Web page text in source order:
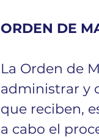
ORDEN DE
La Orden de
administrar y
que reciben,
a cabo el